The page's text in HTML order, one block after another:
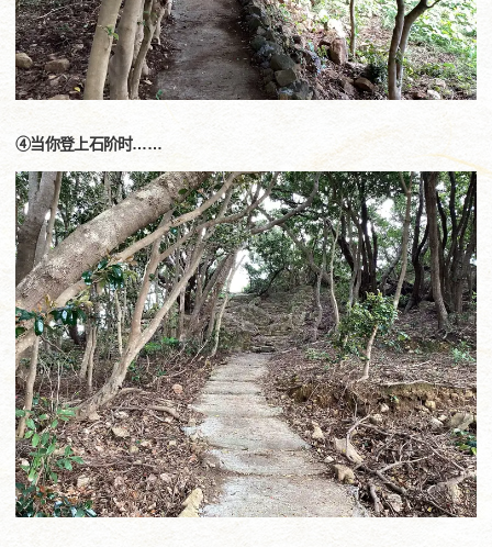
④当你登上石阶时……